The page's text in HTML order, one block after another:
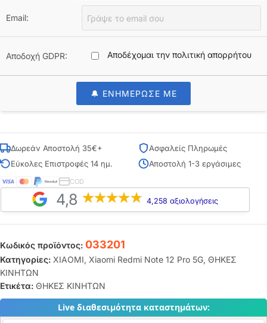
Email:
Αποδοχή GDPR: Αποδέχομαι την πολιτική απορρήτου
🔔 ΕΝΗΜΕΡΩΣΕ ΜΕ
Δωρεάν Αποστολή 35€+
Ασφαλείς Πληρωμές
Εύκολες Επιστροφές 14 ημ.
Αποστολή 1-3 εργάσιμες
COD
4,8 4,258 αξιολογήσεις
Κωδικός προϊόντος: 033201
Κατηγορίες: XIAOMI, Xiaomi Redmi Note 12 Pro 5G, ΘΗΚΕΣ
ΚΙΝΗΤΩΝ
Ετικέτα: ΘΗΚΕΣ ΚΙΝΗΤΩΝ
Live διαθεσιμότητα καταστημάτων: